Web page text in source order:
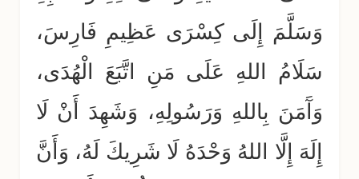
وَسَلَّمَ إِلَى كِسْرَى عَظِيمِ فَارِسَ،
سَلَامُ اللهِ عَلَى مَنِ اتَّبَعَ الْهُدَى،
وَآَمَنَ بِاللهِ وَرَسُولِهِ، وَشَهِدَ أَنْ لَا
إِلَهَ إِلَّا اللهُ وَحْدَهُ لَا شَرِيكَ لَهُ، وَأَنَّ